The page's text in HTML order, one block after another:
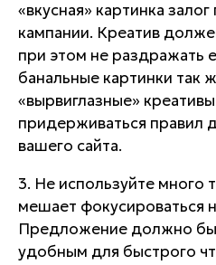
«вкусная» картинка
кампании. Креатив
при этом не раздражать
банальные картинки так
«вырвиглазные»
придерживаться правил
вашего сайта.
3. Не используйте много
мешает фокусироваться
Предложение должно
удобным для быстрого